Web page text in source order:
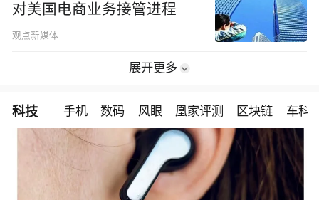
对美国电商业务接管进程
观点新媒体
展开更多
科技 手机 数码 风眼 凰家评测 区块链 车科